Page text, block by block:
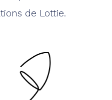
de Lottie.